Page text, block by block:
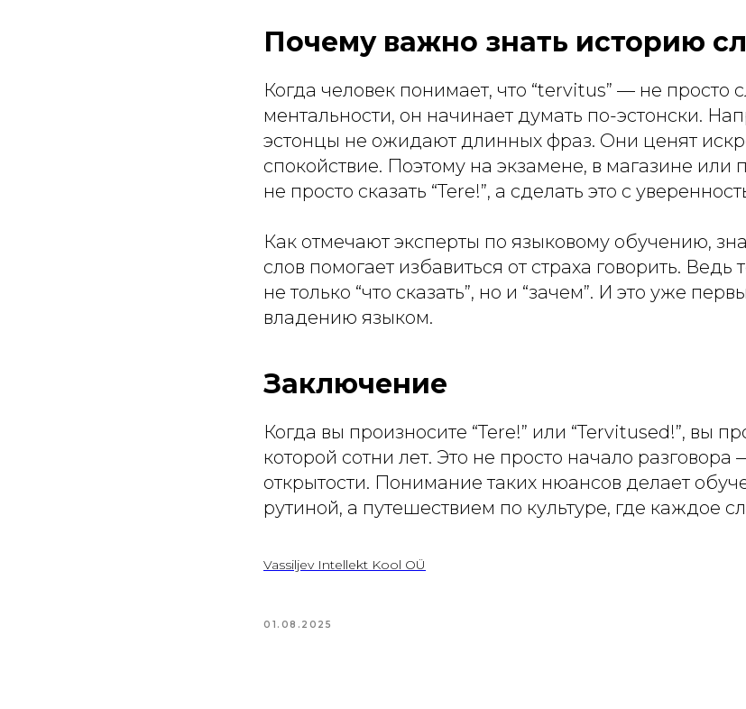
Почему важно знать историю
Когда человек понимает, что “tervitus” — не просто
ментальности, он начинает думать по-эстонски.
эстонцы не ожидают длинных фраз. Они ценят
спокойствие. Поэтому на экзамене, в магазине или
не просто сказать “Tere!”, а сделать это с
Как отмечают эксперты по языковому обучению,
слов помогает избавиться от страха говорить.
не только “что сказать”, но и “зачем”. И это уже
владению языком.
Заключение
Когда вы произносите “Tere!” или “Tervitused!”, вы
которой сотни лет. Это не просто начало
открытости. Понимание таких нюансов делает
рутиной, а путешествием по культуре, где каждое
Vassiljev Intellekt Kool OÜ
01.08.2025